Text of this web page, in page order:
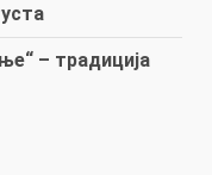
– традиција